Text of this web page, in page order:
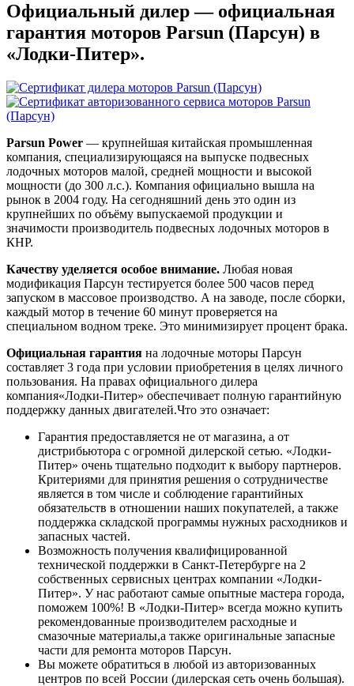
Официальный дилер — официальная
гарантия моторов Parsun (Парсун) в
«Лодки-Питер».
Parsun Power — крупнейшая китайская промышленная
компания, специализирующаяся на выпуске подвесных
лодочных моторов малой, средней мощности и высокой
мощности (до 300 л.с.). Компания официально вышла на
рынок в 2004 году. На сегодняшний день это один из
крупнейших по объёму выпускаемой продукции и
значимости производитель подвесных лодочных моторов в
КНР.
Качеству уделяется особое внимание. Любая новая
модификация Парсун тестируется более 500 часов перед
запуском в массовое производство. А на заводе, после сборки,
каждый мотор в течение 60 минут проверяется на
специальном водном треке. Это минимизирует процент брака.
Официальная гарантия на лодочные моторы Парсун
составляет 3 года при условии приобретения в целях личного
пользования. На правах официального дилера
компания«Лодки-Питер» обеспечивает полную гарантийную
поддержку данных двигателей.Что это означает:
Гарантия предоставляется не от магазина, а от
дистрибьютора с огромной дилерской сетью. «Лодки-
Питер» очень тщательно подходит к выбору партнеров.
Критериями для принятия решения о сотрудничестве
является в том числе и соблюдение гарантийных
обязательств в отношении наших покупателей, а также
поддержка складской программы нужных расходников и
запасных частей.
Возможность получения квалифицированной
технической поддержки в Санкт-Петербурге на 2
собственных сервисных центрах компании «Лодки-
Питер». У нас работают самые опытные мастера города,
поможем 100%! В «Лодки-Питер» всегда можно купить
рекомендованные производителем расходные и
смазочные материалы,а также оригинальные запасные
части для ремонта моторов Парсун.
Вы можете обратиться в любой из авторизованных
центров по всей России (дилерская сеть очень большая).